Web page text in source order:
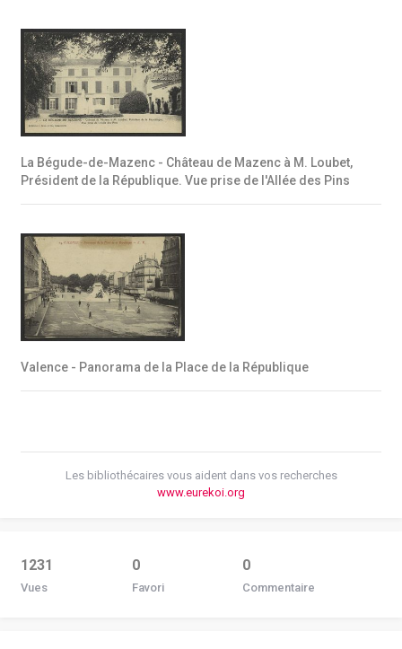
La Bégude-de-Mazenc - Château de Mazenc à M. Loubet,
Président de la République. Vue prise de l'Allée des Pins
Valence - Panorama de la Place de la République
Les bibliothécaires vous aident dans vos recherches
www.eurekoi.org
1231
Vues
0
Favori
0
Commentaire